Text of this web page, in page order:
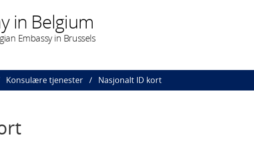
in Belgium
Embassy in Brussels
Konsulære tjenester Nasjonalt ID kort